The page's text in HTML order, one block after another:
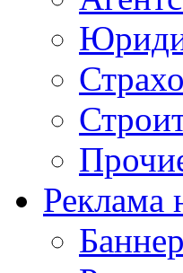
Реклама